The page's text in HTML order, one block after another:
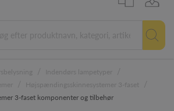
3-faset komponenter og tilbehør